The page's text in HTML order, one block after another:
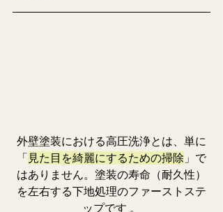
外壁塗装における高圧洗浄とは、単に
「 見た目を綺麗にするための掃除 」で
はありません。塗装の寿命（耐久性）
を左右する下地処理のファーストステ
ップです 。